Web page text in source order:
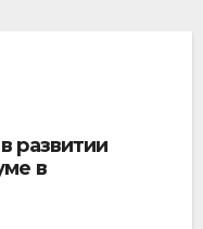
ОБЩЕСТВО
ОБЛАСТЬ
от армии
развитии
в